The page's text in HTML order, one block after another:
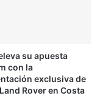
su apuesta
con la
exclusiva de
Rover en Costa